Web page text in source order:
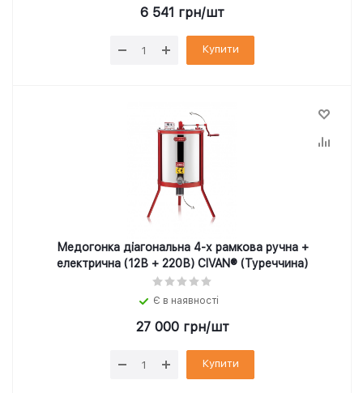
6 541 грн/шт
Купити
Медогонка діагональна 4-х рамкова ручна +
електрична (12В + 220В) CIVAN® (Туреччина)
Є в наявності
27 000грн/шт
Купити